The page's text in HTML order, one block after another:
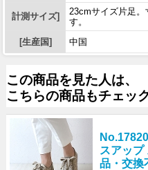
計測サイズ]
23cmサイズ片足
す。
[生産国]
中国
この商品を見た人は、
こちらの商品もチェッ
スアッ
品・交換